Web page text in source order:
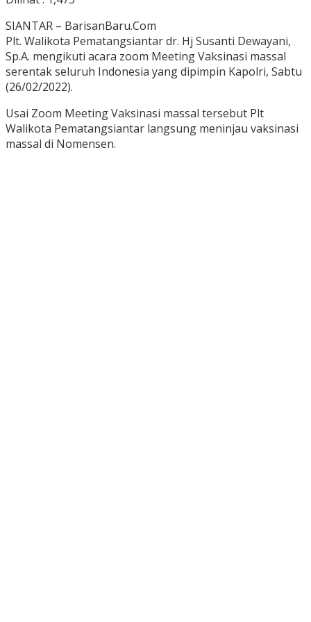
SIANTAR – BarisanBaru.Com
Plt. Walikota Pematangsiantar dr. Hj Susanti Dewayani,
Sp.A. mengikuti acara zoom Meeting Vaksinasi massal
serentak seluruh Indonesia yang dipimpin Kapolri, Sabtu
(26/02/2022).
Usai Zoom Meeting Vaksinasi massal tersebut Plt
Walikota Pematangsiantar langsung meninjau vaksinasi
massal di Nomensen.